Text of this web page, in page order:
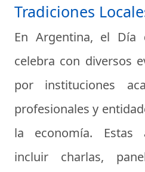
Tradiciones
En Argentina, el Día
celebra con diversos
por instituciones
profesionales y
la economía. Estas
incluir charlas,